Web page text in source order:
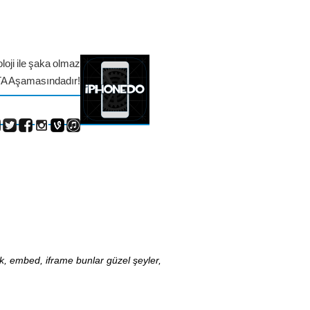
ile şaka olmaz
Aşamasındadır!
embed, iframe bunlar güzel şeyler,